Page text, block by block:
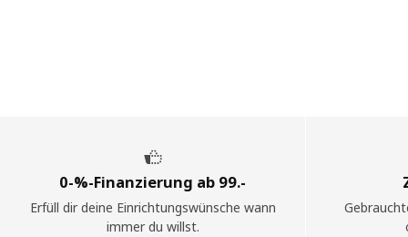
0-%-Finanzierung ab 99.-
Erfüll dir deine Einrichtungswünsche wann
immer du willst.